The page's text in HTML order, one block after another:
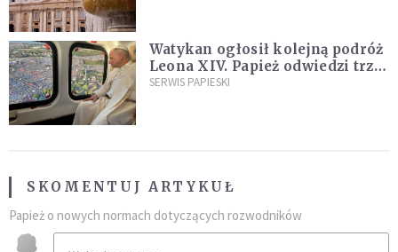
Watykan ogłosił kolejną podróż
Leona XIV. Papież odwiedzi trzy
kraje Ameryki Południowej
SERWIS PAPIESKI
SKOMENTUJ ARTYKUŁ
Papież o nowych normach dotyczących rozwodników